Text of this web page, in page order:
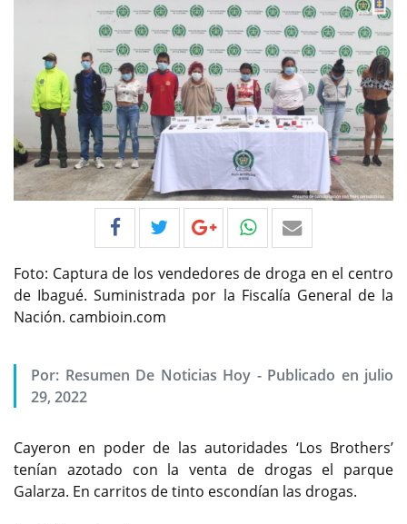
Foto: Captura de los vendedores de droga en el centro
de Ibagué. Suministrada por la Fiscalía General de la
Nación. cambioin.com
Por: Resumen De Noticias Hoy - Publicado en julio
29, 2022
Cayeron en poder de las autoridades ‘Los Brothers’
tenían azotado con la venta de drogas el parque
Galarza. En carritos de tinto escondían las drogas.